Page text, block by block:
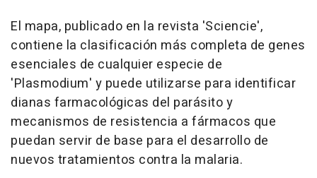
El mapa, publicado en la revista 'Sciencie',
contiene la clasificación más completa de genes
esenciales de cualquier especie de
'Plasmodium' y puede utilizarse para identificar
dianas farmacológicas del parásito y
mecanismos de resistencia a fármacos que
puedan servir de base para el desarrollo de
nuevos tratamientos contra la malaria.